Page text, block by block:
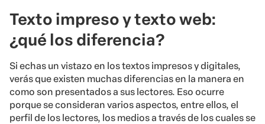
Texto impreso y texto web:
¿qué los diferencia?
Si echas un vistazo en los textos impresos y digitales,
verás que existen muchas diferencias en la manera en
como son presentados a sus lectores. Eso ocurre
porque se consideran varios aspectos, entre ellos, el
perfil de los lectores, los medios a través de los cuales se